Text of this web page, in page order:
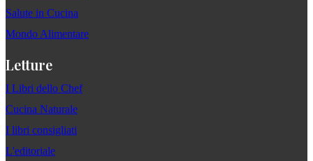
Salute in Cucina
Mondo Alimentare
Letture
I Libri dello Chef
Cucina Naturale
I libri consigliati
L'editoriale